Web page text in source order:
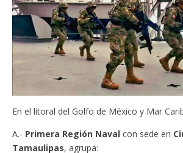
En el litoral del Golfo de México y Mar
A.- Primera Región Naval con sede en
Tamaulipas, agrupa: